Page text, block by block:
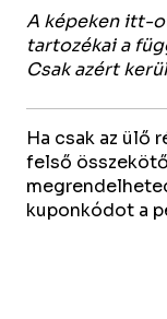
A képeken itt-
tartozékai a
Csak azért
Ha csak az ülő
felső
kuponkódot a